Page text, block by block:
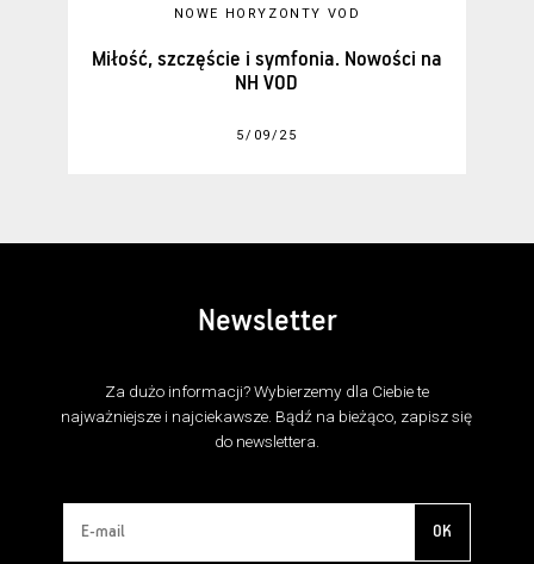
NOWE HORYZONTY VOD
Miłość, szczęście i symfonia. Nowości na
NH VOD
5/09/25
Newsletter
Za dużo informacji? Wybierzemy dla Ciebie te
najważniejsze i najciekawsze. Bądź na bieżąco, zapisz się
do newslettera.
OK